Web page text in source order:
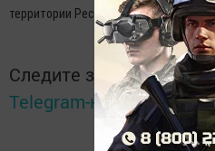
территории Республики Татарстан».
Следите за самым
Telegram-канале